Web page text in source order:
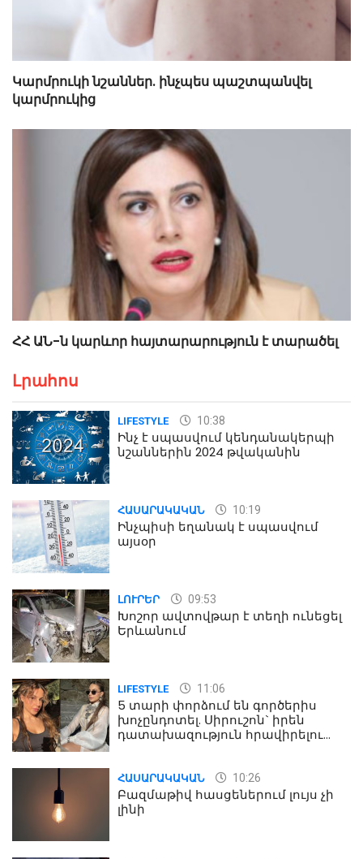
Կարմրուկի նշաններ. ինչպես պաշտպանվել
կարմրուկից
ՀՀ ԱՆ-ն կարևոր հայտարարություն է տարածել
Լրահոս
LIFESTYLE 10:38
Ինչ է սպասվում կենդանակերպի
նշաններին 2024 թվականին
ՀԱՍԱՐԱԿԱԿԱՆ 10:19
Ինչպիսի եղանակ է սպասվում
այսօր
ԼՈՒՐԵՐ 09:53
Խոշոր ավտովթար է տեղի ունեցել
Երևանում
LIFESTYLE 11:06
5 տարի փորձում են գործերիս
խոչընդոտել. Սիրուշոն` իրեն
դատախազություն հրավիրելու
ՀԱՍԱՐԱԿԱԿԱՆ 10:26
Բազմաթիվ հասցեներում լույս չի
լինի